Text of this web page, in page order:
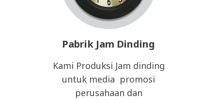
Pabrik Jam Dinding
Kami Produksi Jam dinding
untuk media promosi
perusahaan dan